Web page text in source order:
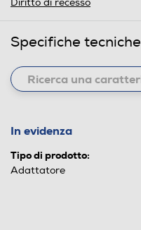
Diritto di recesso
Specifiche tecniche
In evidenza
Tipo di prodotto:
Adattatore